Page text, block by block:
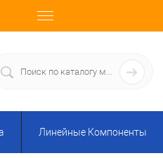
Линейные Компоненты